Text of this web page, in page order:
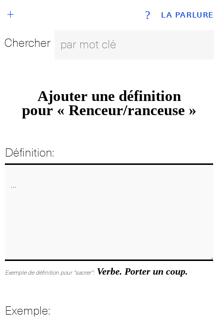
LA PARLURE
+ ?
Chercher
Ajouter une définition
pour « Renceur/ranceuse »
Définition:
Exemple de définition pour "sacrer": Verbe. Porter un coup.
Exemple: